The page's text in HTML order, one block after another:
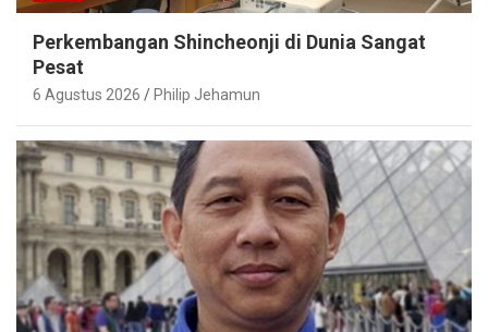
Perkembangan Shincheonji di Dunia Sangat
Pesat
6 Agustus 2026 Philip Jehamun